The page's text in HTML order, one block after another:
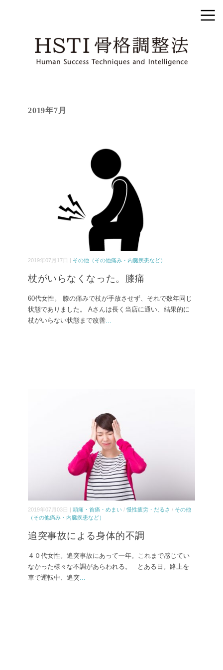
2019年7月
2019年07月17日 | その他（その他痛み・内臓疾患など）
杖がいらなくなった。膝痛
60代女性。 膝の痛みで杖が手放させず、それで数年同じ
状態でありました。 Aさんは長く当店に通い、結果的に
杖がいらない状態まで改善...
2019年07月03日 | 頭痛・首痛・めまい /慢性疲労・だるさ / その他
（その他痛み・内臓疾患など）
追突事故による身体的不調
４０代女性。追突事故にあって一年。これまで感じてい
なかった様々な不調があらわれる。 とある日。路上を
車で運転中、追突...